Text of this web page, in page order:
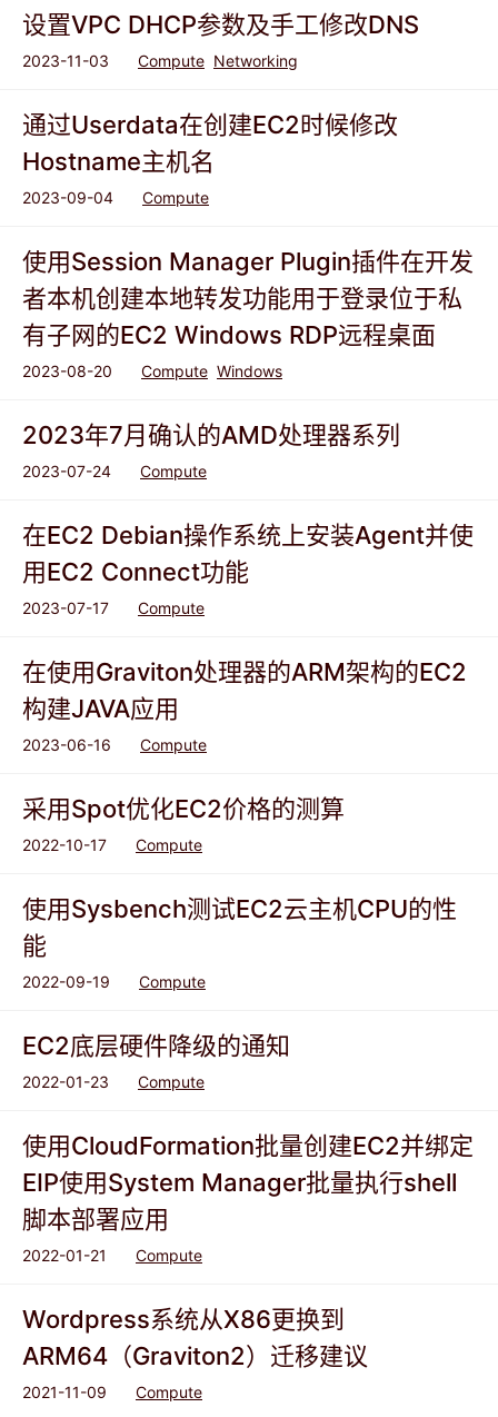
设置VPC DHCP参数及手工修改DNS
2023-11-03 Compute Networking
通过Userdata在创建EC2时候修改
Hostname主机名
2023-09-04 Compute
使用Session Manager Plugin插件在开发
者本机创建本地转发功能用于登录位于私
有子网的EC2 Windows RDP远程桌面
2023-08-20 Compute Windows
2023年7月确认的AMD处理器系列
2023-07-24 Compute
在EC2 Debian操作系统上安装Agent并使
用EC2 Connect功能
2023-07-17 Compute
在使用Graviton处理器的ARM架构的EC2
构建JAVA应用
2023-06-16 Compute
采用Spot优化EC2价格的测算
2022-10-17 Compute
使用Sysbench测试EC2云主机CPU的性
能
2022-09-19 Compute
EC2底层硬件降级的通知
2022-01-23 Compute
使用CloudFormation批量创建EC2并绑定
EIP使用System Manager批量执行shell
脚本部署应用
2022-01-21 Compute
Wordpress系统从X86更换到
ARM64（Graviton2）迁移建议
2021-11-09 Compute